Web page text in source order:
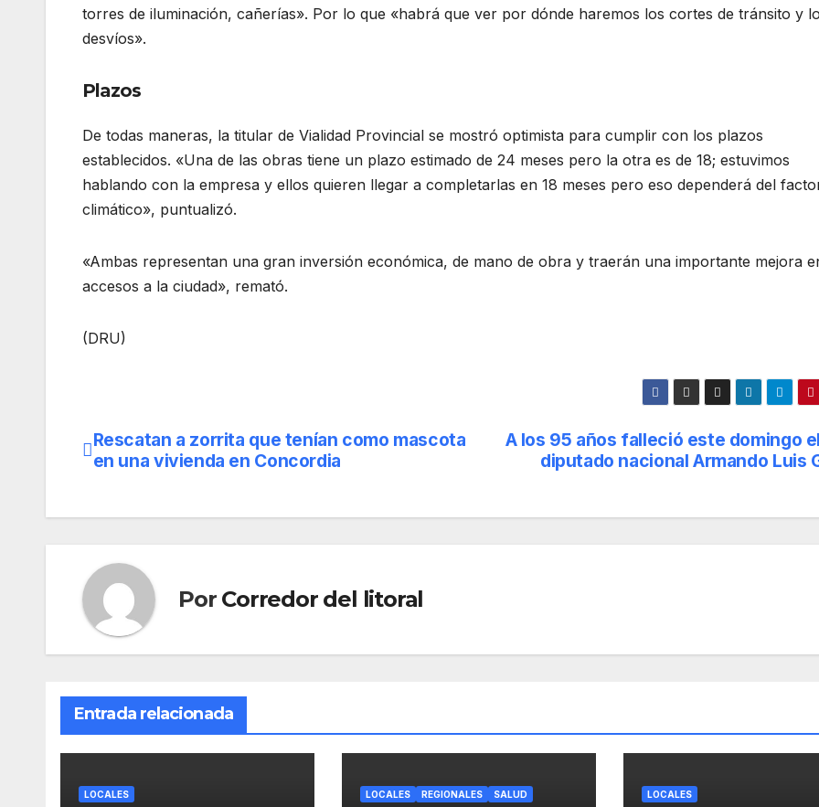
torres de iluminación, cañerías». Por lo que «habrá que ver por dónde haremos los cortes de tránsito y
desvíos».
Plazos
De todas maneras, la titular de Vialidad Provincial se mostró optimista para cumplir con los plazos
establecidos. «Una de las obras tiene un plazo estimado de 24 meses pero la otra es de 18; estuvimos
hablando con la empresa y ellos quieren llegar a completarlas en 18 meses pero eso dependerá del
climático», puntualizó.
«Ambas representan una gran inversión económica, de mano de obra y traerán una importante mejora
accesos a la ciudad», remató.
(DRU)
Navegación
entradas
A los 95 años falleció este domingo
diputado nacional Armando Luis
Rescatan a zorrita que tenían como mascota
en una vivienda en Concordia
Por Corredor del litoral
Entrada relacionada
LOCALES LOCALES REGIONALES SALUD LOCALES